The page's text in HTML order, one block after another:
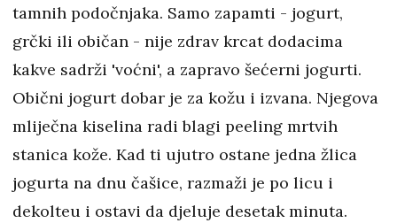
tamnih podočnjaka. Samo zapamti - jogurt,
grčki ili običan - nije zdrav krcat dodacima
kakve sadrži 'voćni', a zapravo šećerni jogurti.
Obični jogurt dobar je za kožu i izvana. Njegova
mliječna kiselina radi blagi peeling mrtvih
stanica kože. Kad ti ujutro ostane jedna žlica
jogurta na dnu čašice, razmaži je po licu i
dekolteu i ostavi da djeluje desetak minuta.